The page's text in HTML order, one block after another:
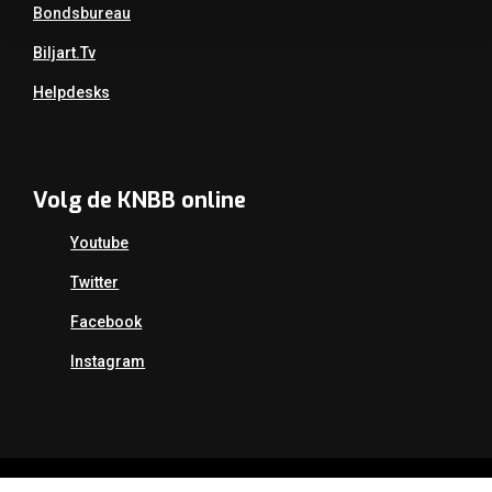
Bondsbureau
Biljart.tv
Helpdesks
Volg de KNBB online
Youtube
Twitter
Facebook
Instagram